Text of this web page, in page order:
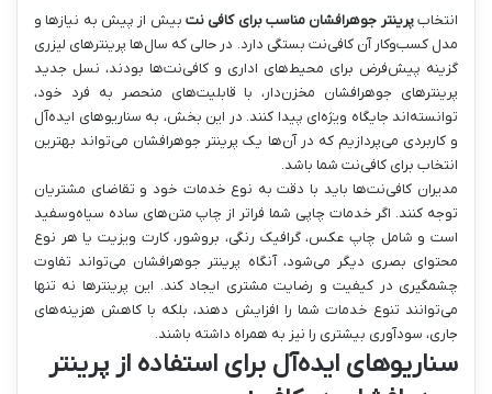
انتخابپرینتر جوهرافشان مناسب برای کافی نت بیش از پیش به نیازها و
مدل کسب‌وکار آن کافی‌نت بستگی دارد. در حالی که سال‌ها پرینترهای لیزری
گزینه پیش‌فرض برای محیط‌های اداری و کافی‌نت‌ها بودند، نسل جدید
پرینترهای جوهرافشان مخزن‌دار، با قابلیت‌های منحصر به فرد خود،
توانسته‌اند جایگاه ویژه‌ای پیدا کنند. در این بخش، به سناریوهای ایده‌آل
و کاربردی می‌پردازیم که در آن‌ها یک پرینتر جوهرافشان می‌تواند بهترین
انتخاب برای کافی‌نت شما باشد.
مدیران کافی‌نت‌ها باید با دقت به نوع خدمات خود و تقاضای مشتریان
توجه کنند. اگر خدمات چاپی شما فراتر از چاپ متن‌های ساده سیاه‌وسفید
است و شامل چاپ عکس، گرافیک رنگی، بروشور، کارت ویزیت یا هر نوع
محتوای بصری دیگر می‌شود، آنگاه پرینتر جوهرافشان می‌تواند تفاوت
چشمگیری در کیفیت و رضایت مشتری ایجاد کند. این پرینترها نه تنها
می‌توانند تنوع خدمات شما را افزایش دهند، بلکه با کاهش هزینه‌های
جاری، سودآوری بیشتری را نیز به همراه داشته باشند.
سناریوهای ایده‌آل برای استفاده از پرینتر